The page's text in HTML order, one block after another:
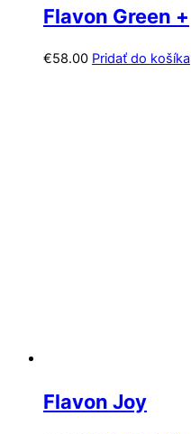
Flavon Green +
€58.00 Pridať do košíka
Flavon Joy